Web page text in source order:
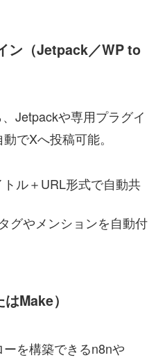
ン（Jetpack／WP to
Jetpackや専用プラグイ
でXへ投稿可能。
ル＋URL形式で自動共
グやメンションを自動付
Make）
を構築できるn8nや